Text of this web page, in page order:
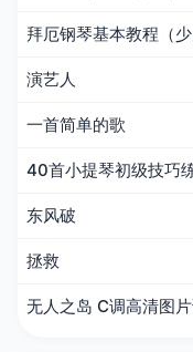
拜厄钢琴基本教程（
演艺人
一首简单的歌
40首小提琴初级技巧
东风破
拯救
无人之岛 C调高清图